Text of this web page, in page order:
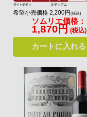
希望小売価格 2,200円(税込)
ソムリエ価格：
1,870円 (税込)
カートに入れる